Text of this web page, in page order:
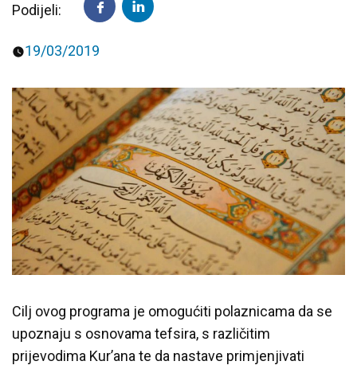
Podijeli:
19/03/2019
Cilj ovog programa je omogućiti polaznicama da se
upoznaju s osnovama tefsira, s različitim
prijevodima Kur’ana te da nastave primjenjivati
Islamska kultura i civilizacija